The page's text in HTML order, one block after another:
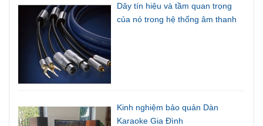
Dây tín hiệu và tầm quan trọng
của nó trong hệ thống âm thanh
Kinh nghiệm bảo quản Dàn
Karaoke Gia Đình